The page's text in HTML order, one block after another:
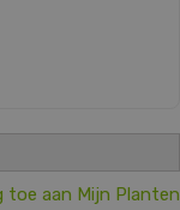
toe aan Mijn Planten